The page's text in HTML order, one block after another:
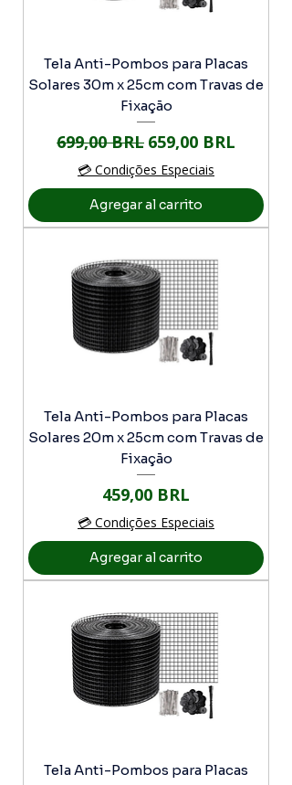
Tela Anti-Pombos para Placas
Solares 30m x 25cm com Travas de
Fixação
Precio
699,00 BRL Precio de oferta
659,00 BRL
💳 Condições Especiais
Agregar al carrito
Tela Anti-Pombos para Placas
Solares 20m x 25cm com Travas de
Fixação
Precio
459,00 BRL
💳 Condições Especiais
Agregar al carrito
Tela Anti-Pombos para Placas